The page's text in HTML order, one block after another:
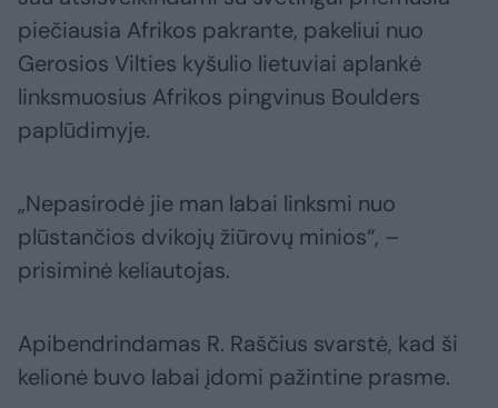
piečiausia Afrikos pakrante, pakeliui nuo
Gerosios Vilties kyšulio lietuviai aplankė
linksmuosius Afrikos pingvinus Boulders
paplūdimyje.
„Nepasirodė jie man labai linksmi nuo
plūstančios dvikojų žiūrovų minios“, –
prisiminė keliautojas.
Apibendrindamas R. Raščius svarstė, kad ši
kelionė buvo labai įdomi pažintine prasme.